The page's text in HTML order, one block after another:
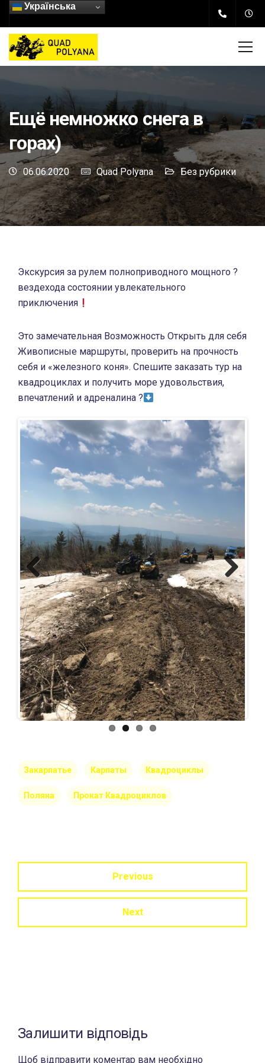
Українська
Ещё немножко снега в
горах)
06.06.2020 Quad Polyana Без рубрики
Экскурсия за рулем полноприводного мощного ?
вездехода состоянии увлекательного
приключения
Это замечательная Возможность Открыть для себя
Живописные маршруты, проверить на прочность
себя и «железного коня». Спешите заказать тур на
квадроциклах и получить море удовольствия,
впечатлений и адреналина ?
Previous Next
Закарпатье Карпаты Квадроциклы
Поляна Прокат Квадроциклов
Previous
Next
Залишити відповідь
Щоб відправити коментар вам необхідно